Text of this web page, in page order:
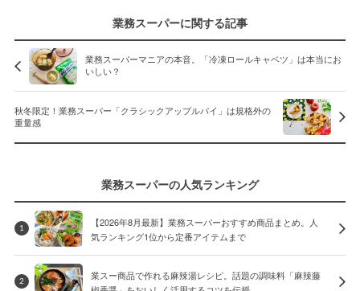
業務スーパーに関する記事
業務スーパーマニアの本音。「冷凍ロールキャベツ」は本当にお
いしい？
秋冬限定！業務スーパー「クラシックアップルパイ」は規格外の
重量感
業務スーパーの人気ランキング
1
【2026年8月最新】業務スーパーおすすめ商品まとめ。人
気ランキング1位から定番アイテムまで
2
業スー商品で作れる麻辣湯レシピ。話題の調味料「麻辣藤